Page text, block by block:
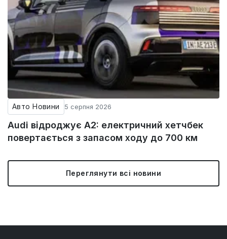
Авто Новини 5 серпня 2026
Audi відроджує A2: електричний хетчбек
повертається з запасом ходу до 700 км
Переглянути всі новини